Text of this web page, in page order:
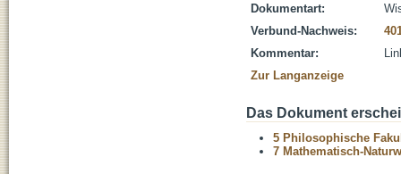
Dokumentart:
Verbund-Nachweis:
Kommentar:
Zur Langanzeige
Das Dokument
5 Philosophische
7 Mathematisch-